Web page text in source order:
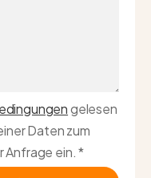
gelesen
Daten zum
Anfrage ein.*